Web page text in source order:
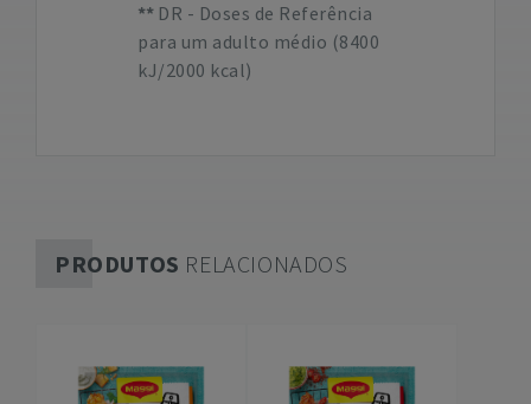
DR - Doses de Referência
para um adulto médio (8400
kJ/2000 kcal)
PRODUTOS RELACIONADOS